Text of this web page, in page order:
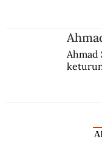
Ahmad